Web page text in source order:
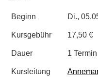
Beginn Di.,
Kursgebühr 17,50 €
Dauer 1 Termin
Kursleitung